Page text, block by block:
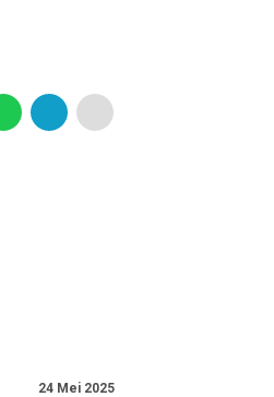
24 Mei 2025